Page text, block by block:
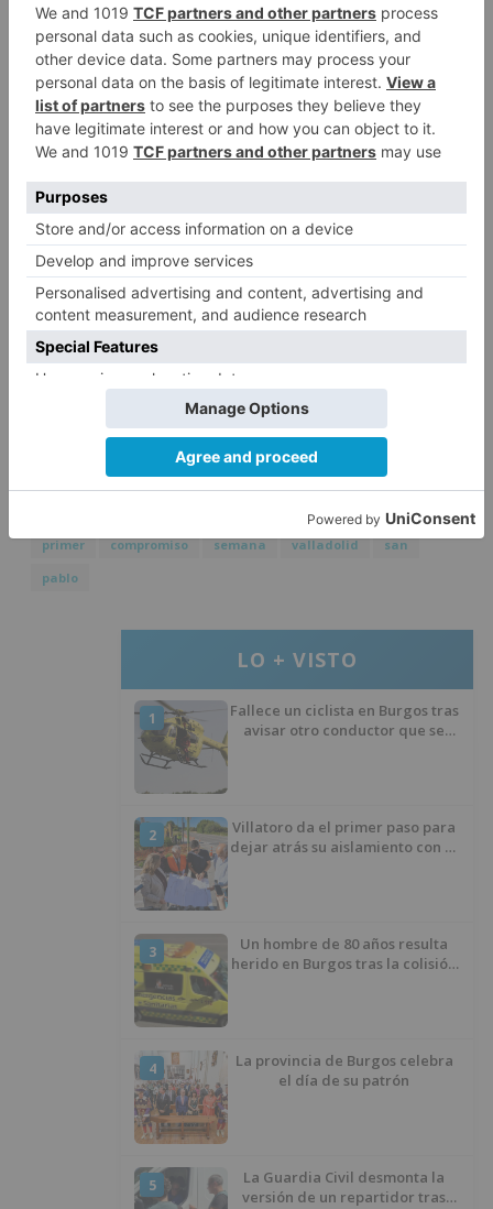
Para llevar a cabo esa tarea, los burgaleses no
estarán solos en Valladolid, hasta donde se
espera que se desplacen más de 400
aficionados para vivir en directo el encuentro de
esta segunda jornada de LEB Oro . El Hereda
San Pablo Burgos afrontará su partido ante el
UEMC RV Baloncesto este martes, desde las
21:00 horas, en el Polideportivo Pisuerga.
primer compromiso semana valladolid
san
pablo
LO + VISTO
1
Fallece un ciclista en Burgos tras
avisar otro conductor que se
2
Villatoro da el primer paso para
dejar atrás su aislamiento con el
3
Un hombre de 80 años resulta
herido en Burgos tras la colisión
4
La provincia de Burgos celebra
el día de su patrón
5
La Guardia Civil desmonta la
versión de un repartidor tras